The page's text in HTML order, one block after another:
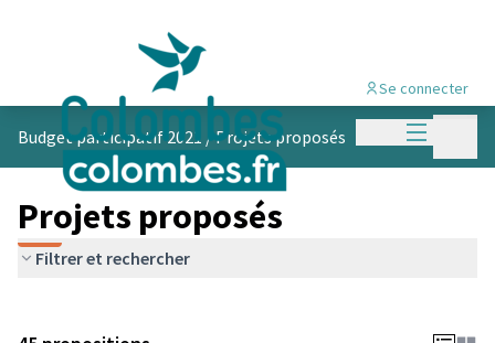
Menu
Se connecter
Budget participatif 2021 /Projets proposés
Projets proposés
Filtrer et rechercher